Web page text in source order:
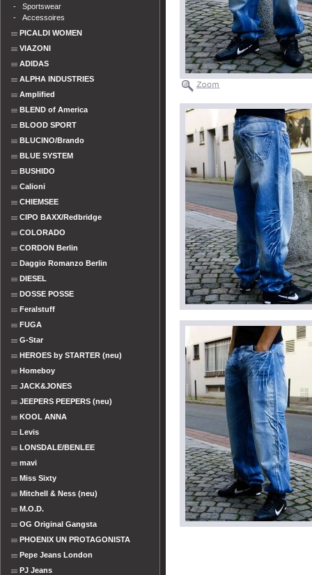
- Sportswear
- Accessoires
PICALDI WOMEN
VIAZONI
ADIDAS
ALPHA INDUSTRIES
Amplified
BLEND of America
BLOOD SPORT
BLUCINO/Brando
BLUE SYSTEM
BUSHIDO
Calioni
CHIEMSEE
CIPO BAXX/Redbridge
COLORADO
CORDON Berlin
Daggio Romanzo Berlin
DIESEL
DOSSE POSSE
Feralstuff
FUGA
G-Star
HEROES by STARTER (neu)
Homeboy
JACK&JONES
JEEPERS PEEPERS (neu)
KOOL ANNA
Levis
LONSDALE/BENLEE
mavi
Miss Sixty
Mitchell & Ness (neu)
M.O.D.
OG Original Gangsta
PHOENIX UN PROTAGONISTA
Pepe Jeans London
PJ Jeans